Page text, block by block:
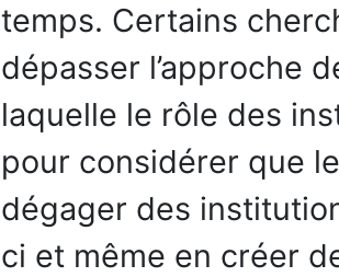
temps. Certains
dépasser l’approche
laquelle le rôle des
pour considérer que
dégager des
ci et même en créer